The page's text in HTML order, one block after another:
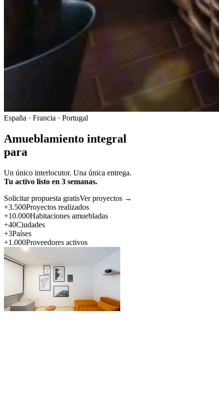
España · Francia · Portugal
Amueblamiento integral
para
Un único interlocutor. Una única entrega.
Tu activo listo en 3 semanas.
Solicitar propuesta gratisVer proyectos →
+3.500Proyectos realizados
+10.000Habitaciones amuebladas
+40Ciudades
+3Países
+1.000Proveedores activos